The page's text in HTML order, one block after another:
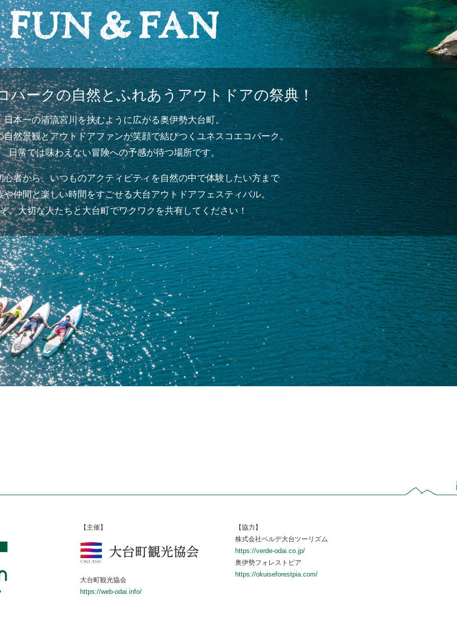
パークの自然とふれあうアウトドアの祭典！
日本一の清流宮川を挟むように広がる奥伊勢大台町。
自然景観とアウトドアファンが笑顔で結びつくユネスコエコパーク。
日常では味わえない冒険への予感が待つ場所です。
心者から、いつものアクティビティを自然の中で体験したい方まで
や仲間と楽しい時間をすごせる大台アウトドアフェスティバル。
、大切な人たちと大台町でワクワクを共有してください！
【主催】
大台町観光協会
https://web-odai.info/
【協力】
株式会社ベルデ大台ツーリズム
https://verde-odai.co.jp/
奥伊勢フォレストピア
https://okuiseforestpia.com/